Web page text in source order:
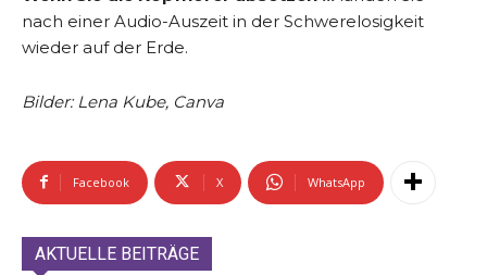
nach einer Audio-Auszeit in der Schwerelosigkeit
wieder auf der Erde.
Bilder: Lena Kube, Canva
Facebook X WhatsApp
AKTUELLE BEITRÄGE